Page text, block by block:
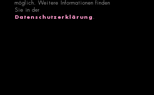
möglich. Weitere Informationen finden
Sie in der
Datenschutzerklärung .